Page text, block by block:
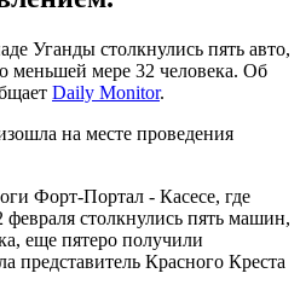
Уганды столкнулись пять авто,
меньшей мере 32 человека. Об
Daily Monitor.
на месте проведения
Форт-Портал - Касесе, где
столкнулись пять машин,
еще пятеро получили
представитель Красного Креста